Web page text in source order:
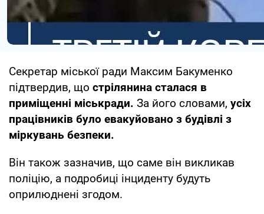
Секретар міської ради Максим Бакуменко
підтвердив, що стрілянина сталася в
приміщенні міськради. За його словами, усіх
працівників було евакуйовано з будівлі з
міркувань безпеки.
Він також зазначив, що саме він викликав
поліцію, а подробиці інциденту будуть
оприлюднені згодом.